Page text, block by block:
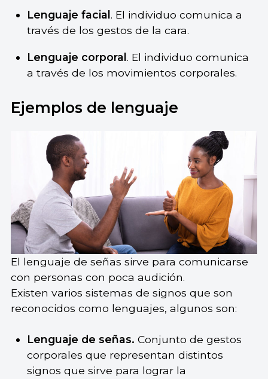
Lenguaje facial. El individuo comunica a
través de los gestos de la cara.
Lenguaje corporal. El individuo comunica
a través de los movimientos corporales.
Ejemplos de lenguaje
El lenguaje de señas sirve para comunicarse
con personas con poca audición.
Existen varios sistemas de signos que son
reconocidos como lenguajes, algunos son:
Lenguaje de señas. Conjunto de gestos
corporales que representan distintos
signos que sirve para lograr la